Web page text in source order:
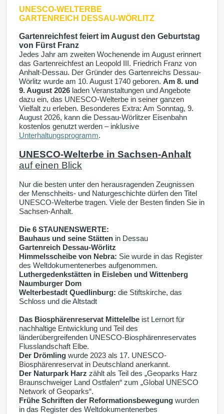
UNESCO-WELTERBE
GARTENREICH DESSAU-WÖRLITZ
Gartenreichfest feiert im August den Geburtstag
von Fürst Franz
Jedes Jahr am zweiten Wochenende im August erinnert
das Gartenreichfest an Leopold III. Friedrich Franz von
Anhalt-Dessau. Der Gründer des Gartenreichs Dessau-
Wörlitz wurde am 10. August 1740 geboren. Am 8. und
9. August 2026 laden Veranstaltungen und Angebote
dazu ein, das UNESCO-Welterbe in seiner ganzen
Vielfalt zu erleben. Besonderes Extra: Am Sonntag, 9.
August 2026, kann die Dessau-Wörlitzer Eisenbahn
kostenlos genutzt werden – inklusive
Unterhaltungsprogramm.
UNESCO-Welterbe in Sachsen-Anhalt
auf einen Blick
Nur die besten unter den herausragenden Zeugnissen
der Menschheits- und Naturgeschichte dürfen den Titel
UNESCO-Welterbe tragen. Viele der Besten finden Sie in
Sachsen-Anhalt.
Die 6 STAUNENSWERTE:
Bauhaus und seine Stätten in Dessau
Gartenreich Dessau-Wörlitz
Himmelsscheibe von Nebra: Sie wurde in das Register
des Weltdokumentenerbes aufgenommen.
Luthergedenkstätten in Eisleben und Wittenberg
Naumburger Dom
Welterbestadt Quedlinburg: die Stiftskirche, das
Schloss und die Altstadt
Das Biosphärenreservat Mittelelbe ist Lernort für
nachhaltige Entwicklung und Teil des
länderübergreifenden UNESCO-Biosphärenreservates
Flusslandschaft Elbe.
Der Drömling wurde 2023 als 17. UNESCO-
Biosphärenreservat in Deutschland anerkannt.
Der Naturpark Harz zählt als Teil des „Geoparks Harz
Braunschweiger Land Ostfalen“ zum „Global UNESCO
Network of Geoparks“.
Frühe Schriften der Reformationsbewegung wurden
in das Register des Weltdokumentenerbes